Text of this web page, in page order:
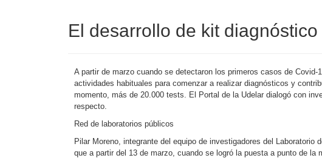
El desarrollo de kit
A partir de marzo cuando se detectaron los primeros casos de
actividades habituales para comenzar a realizar diagnósticos y
momento, más de 20.000 tests. El Portal de la Udelar dialogó con
respecto.
Red de laboratorios públicos
Pilar Moreno, integrante del equipo de investigadores del
que a partir del 13 de marzo, cuando se logró la puesta a punto de